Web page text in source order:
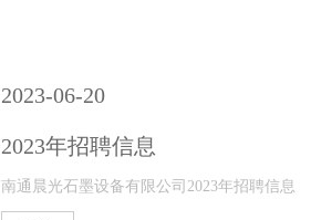
2023-06-20
2023年招聘信息
南通晨光石墨设备有限公司2023年招聘信息